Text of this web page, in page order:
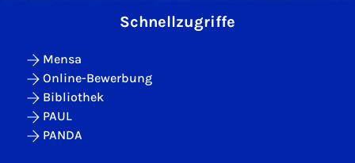
Schnellzugriffe
Mensa
Online-Bewerbung
Bibliothek
PAUL
PANDA